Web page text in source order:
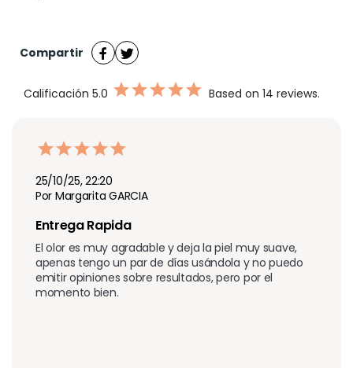
Compartir
Calificación 5.0 Based on 14 reviews.
25/10/25, 22:20
Por Margarita GARCIA
Entrega Rapida
El olor es muy agradable y deja la piel muy suave,
apenas tengo un par de días usándola y no puedo
emitir opiniones sobre resultados, pero por el
momento bien.